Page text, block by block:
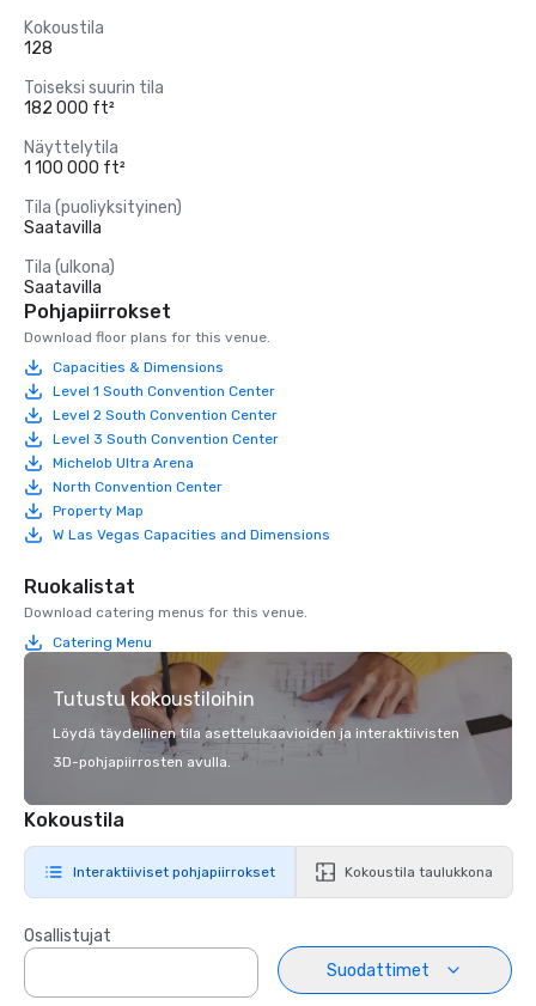
Kokoustila
128
Toiseksi suurin tila
182 000 ft²
Näyttelytila
1 100 000 ft²
Tila (puoliyksityinen)
Saatavilla
Tila (ulkona)
Saatavilla
Pohjapiirrokset
Download floor plans for this venue.
Capacities & Dimensions
Level 1 South Convention Center
Level 2 South Convention Center
Level 3 South Convention Center
Michelob Ultra Arena
North Convention Center
Property Map
W Las Vegas Capacities and Dimensions
Ruokalistat
Download catering menus for this venue.
Catering Menu
Tutustu kokoustiloihin
Löydä täydellinen tila asettelukaavioiden ja interaktiivisten
3D-pohjapiirrosten avulla.
Kokoustila
Interaktiiviset pohjapiirrokset Kokoustila taulukkona
Osallistujat
Suodattimet